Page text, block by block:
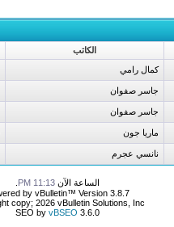
الكاتب
كمال رامي
جاسر صفوان
جاسر صفوان
ماريا جون
نانسي عجرم
الساعة الآن 11:13 PM
by vBulletin™ Version 3.8.7
copy; 2026 vBulletin Solutions, Inc
SEO by vBSEO 3.6.0